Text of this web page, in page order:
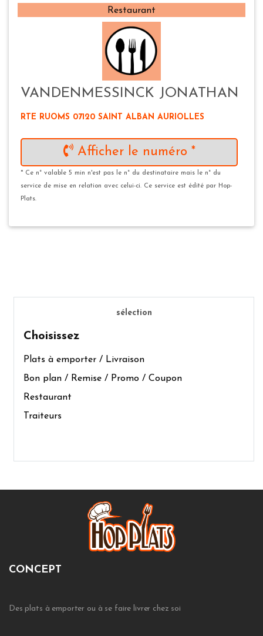
Restaurant
VANDENMESSINCK JONATHAN
RTE RUOMS 07120 SAINT ALBAN AURIOLLES
Afficher le numéro *
* Ce n° valable 5 min n'est pas le n° du destinataire mais le n° du
service de mise en relation avec celui-ci. Ce service est édité par Hop-
Plats.
sélection
Choisissez
Plats à emporter / Livraison
Bon plan / Remise / Promo / Coupon
Restaurant
Traiteurs
CONCEPT
Des plats à emporter ou à se faire livrer chez soi